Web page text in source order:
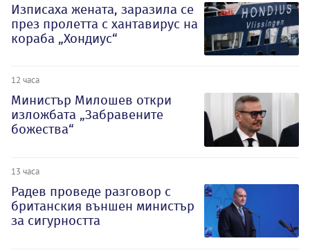
Изписаха жената, заразила се
през пролетта с хантавирус на
кораба „Хондиус“
12 часа
Министър Милошев откри
изложбата „Забравените
божества“
13 часа
Радев проведе разговор с
британския външен министър
за сигурността